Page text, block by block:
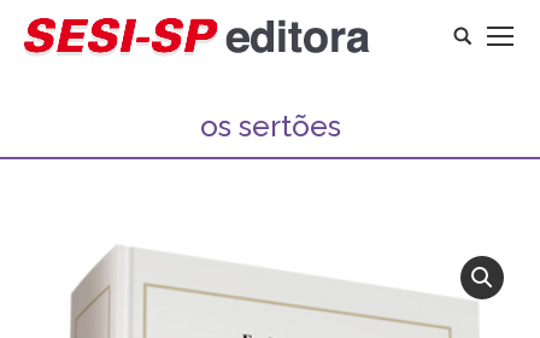
Search:
os sertões